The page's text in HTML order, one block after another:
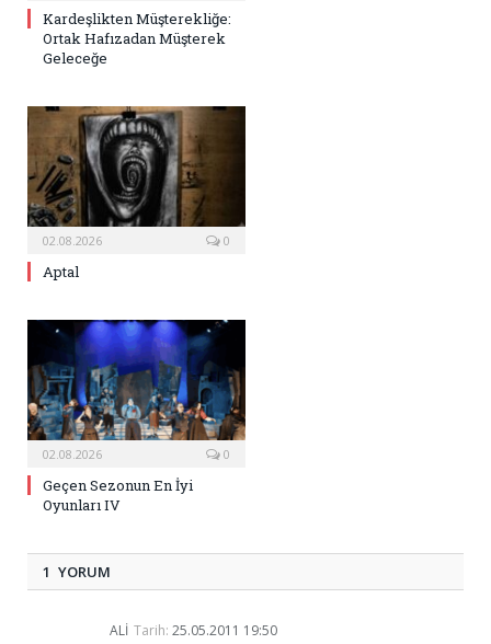
Kardeşlikten Müşterekliğe:
Ortak Hafızadan Müşterek
Geleceğe
02.08.2026 0
Aptal
02.08.2026 0
Geçen Sezonun En İyi
Oyunları IV
1 YORUM
ALI Tarih: 25.05.2011 19:50